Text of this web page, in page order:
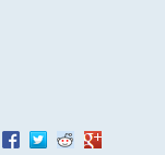
Partager sur Facebook
Partager sur Twitter
Partager sur
Partager sur